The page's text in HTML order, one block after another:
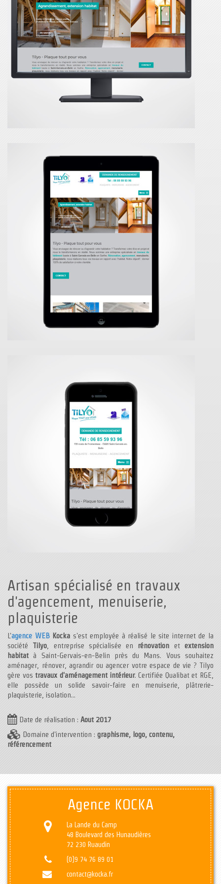
Artisan spécialisé en travaux
d'agencement, menuiserie,
plaquisterie
L'agence WEBKocka s'est employée à réalisé le site internet de la
société Tilyo , entreprise spécialisée en rénovation etextension
habitat à Saint-Gervais-en-Belin près du Mans. Vous souhaitez
aménager, rénover, agrandir ou agencer votre espace de vie ? Tilyo
gère vostravaux d'aménagement intérieur. Certifiée Qualibat et RGE,
elle possède un solide savoir-faire en menuiserie, plâtrerie-
plaquisterie, isolation...
Date de réalisation : Aout 2017
Domaine d'intervention : graphisme, logo, contenu,
référencement
Agence KOCKA
La Lande du Camp
48 Boulevard des Hunaudières
72 230 Ruaudin
(0)9 74 76 89 01
contact@kocka.fr